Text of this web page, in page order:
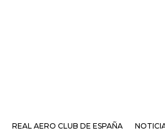
REAL AERO CLUB DE ESPAÑA